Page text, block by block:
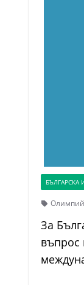
БЪЛГАРСКА
За
въпрос